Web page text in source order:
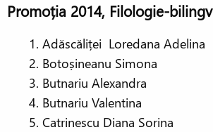
Promoția 2014, Filologie-bilingv
Adăscăliței Loredana Adelina
Botoșineanu Simona
Butnariu Alexandra
Butnariu Valentina
Catrinescu Diana Sorina